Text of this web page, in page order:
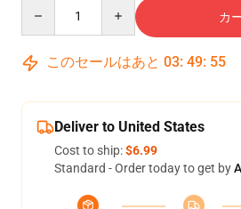
カ
このセールはあと 03: 49: 54
Deliver to United States
Cost to ship:$6.99
Standard - Order today to get by